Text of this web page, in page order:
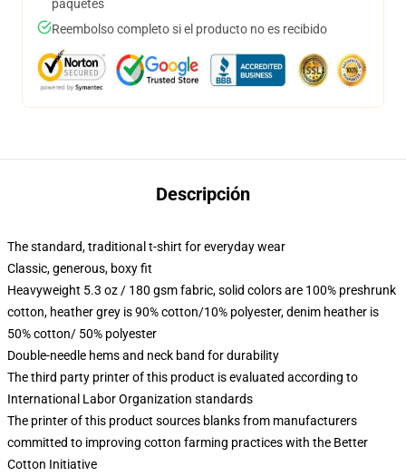
paquetes
Reembolso completo si el producto no es recibido
Descripción
The standard, traditional t-shirt for everyday wear
Classic, generous, boxy fit
Heavyweight 5.3 oz / 180 gsm fabric, solid colors are 100% preshrunk
cotton, heather grey is 90% cotton/10% polyester, denim heather is
50% cotton/ 50% polyester
Double-needle hems and neck band for durability
The third party printer of this product is evaluated according to
International Labor Organization standards
The printer of this product sources blanks from manufacturers
committed to improving cotton farming practices with the Better
Cotton Initiative